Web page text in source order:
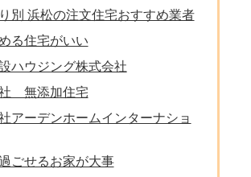
別 浜松の注文住宅おすすめ業者
る住宅がいい
ハウジング株式会社
無添加住宅
アーデンホームインターナショ
ごせるお家が大事